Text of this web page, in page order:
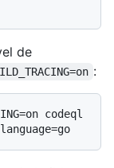
de
:
codeql